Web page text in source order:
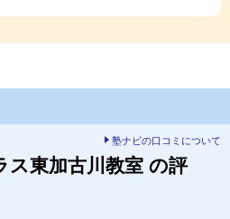
塾ナビの口コミについて
ス東加古川教室 の評